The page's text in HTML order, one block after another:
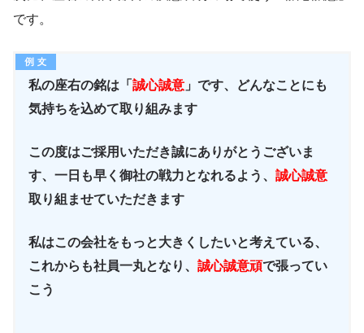
です。
私の座右の銘は「 誠心誠意 」です、どんなことにも
気持ちを込めて取り組みます
この度はご採用いただき誠にありがとうございま
す、一日も早く御社の戦力となれるよう、 誠心誠意
取り組ませていただきます
私はこの会社をもっと大きくしたいと考えている、
これからも社員一丸となり、 誠心誠意頑で張ってい
こう